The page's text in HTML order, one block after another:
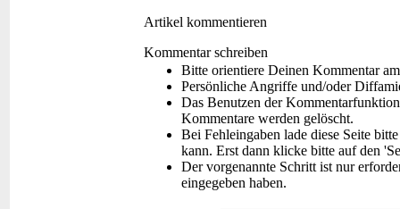
Artikel kommentieren
Kommentar schreiben
Bitte orientiere Deinen Kommentar
Persönliche Angriffe und/oder
Das Benutzen der
Kommentare werden gelöscht.
Bei Fehleingaben lade diese Seite
kann. Erst dann klicke bitte auf den
Der vorgenannte Schritt ist nur
eingegeben haben.